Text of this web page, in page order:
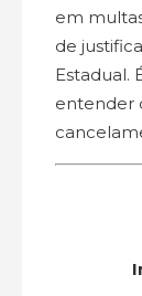
em
de
Estadual.
entender